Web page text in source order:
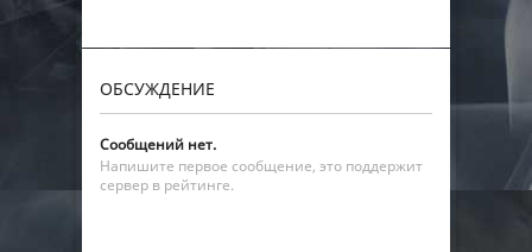
ОБСУЖДЕНИЕ
Сообщений нет.
Напишите первое сообщение, это поддержит
сервер в рейтинге.